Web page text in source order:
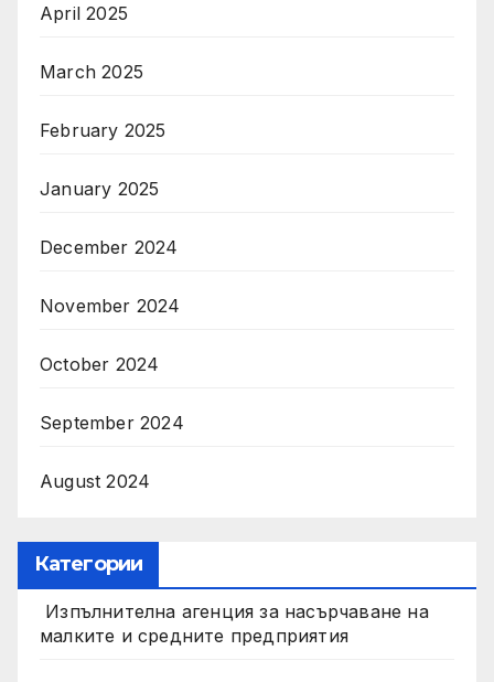
April 2025
March 2025
February 2025
January 2025
December 2024
November 2024
October 2024
September 2024
August 2024
Категории
Изпълнителна агенция за насърчаване на
малките и средните предприятия